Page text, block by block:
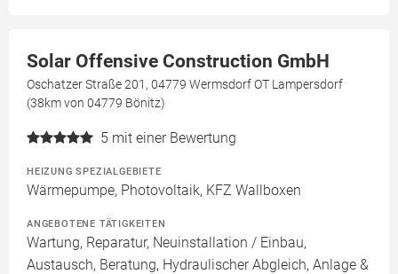
Solar Offensive Construction GmbH
Oschatzer Straße 201, 04779 Wermsdorf OT Lampersdorf
(38km von 04779 Bönitz)
5 mit einer Bewertung
HEIZUNG SPEZIALGEBIETE
Wärmepumpe, Photovoltaik, KFZ Wallboxen
ANGEBOTENE TÄTIGKEITEN
Wartung, Reparatur, Neuinstallation / Einbau,
Austausch, Beratung, Hydraulischer Abgleich, Anlage &